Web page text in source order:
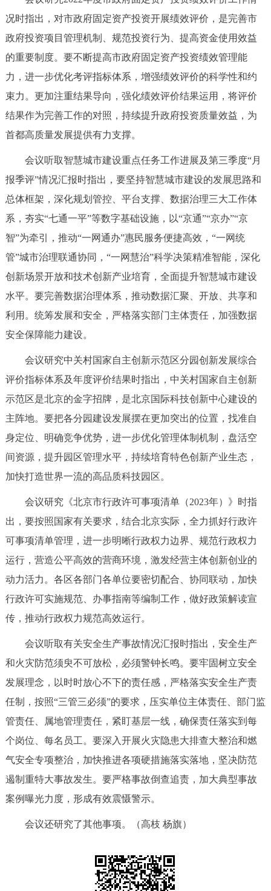
12345网上接诉即办 我要咨询 我要建议
参与调查 在线访谈 图说互动
走进北京
北京概况 十六区概览 人文北京
多语种
한국어
ESPAÑOL العربية PORTUGUÊS
ITALIANO
回到顶部
况时指出，对市政府固定资产投资开展绩效评价，是完善市
政府投资项目管理机制、规范投资行为、提高资金使用效益
的重要制度。要不断提高市政府固定资产投资绩效管理能
力，进一步优化考评指标体系，增强绩效评价的科学性和约
束力。更加注重结果导向，强化绩效评价结果运用，将评价
结果作为完善工作的对照，持续提升政府投资质量效益，为
首都高质量发展提供有力支撑。
会议听取智慧城市建设重点任务工作进展及第三季度“月
报季评”情况汇报时指出，要坚持智慧城市建设的发展思路和
总体框架，深化规划管控、平台支撑、数据治理三大工作体
系，夯实“七通一平”等数字基础设施，以“京通”“京办”“京
智”为牵引，推动“一网通办”惠民服务便捷高效，“一网统
管”城市治理联通协同，“一网慧治”科学决策精准智能，深化
创新场景开放和技术创新产业培育，全面提升智慧城市建设
水平。要完善数据治理体系，推动数据汇聚、开放、共享和
利用。统筹发展和安全，严格落实部门主体责任，加强数据
安全保障能力建设。
会议研究中关村国家自主创新示范区分园创新发展综合
评价指标体系及年度评价结果时指出，中关村国家自主创新
示范区是北京的金字招牌，是北京国际科技创新中心建设的
主阵地。要把各分园建设发展摆在更加突出的位置，找准自
身定位、明确竞争优势，进一步优化管理体制机制，盘活空
间资源，提升园区管理水平，持续培育特色创新产业生态，
加快打造世界一流的高品质科技园区。
会议研究《北京市行政许可事项清单（2023年）》时指
出，要按照国家有关要求，结合北京实际，全力抓好行政许
可事项清单管理，进一步明晰行政权力边界、规范行政权力
运行，营造公平高效的营商环境，激发经营主体创新创业的
动力活力。各区各部门各单位要密切配合、协同联动，加快
行政许可实施规范、办事指南等编制工作，做好政策解读宣
传，推动行政权力规范高效运行。
会议听取有关安全生产事故情况汇报时指出，安全生产
和火灾防范须臾不可放松，必须警钟长鸣。要牢固树立安全
发展理念，以时时放心不下的责任感，严格落实安全生产责
任制，按照“三管三必须”的要求，压实单位主体责任、部门监
管责任、属地管理责任，紧盯基层一线，确保责任落实到每
个岗位、每名员工。要深入开展火灾隐患大排查大整治和燃
气安全专项整治，加快推进各项硬措施落实落地，坚决防范
遏制重特大事故发生。要严格事故倒查追责，加大典型事故
案例曝光力度，形成有效震慑警示。
会议还研究了其他事项。（高枝 杨旗）